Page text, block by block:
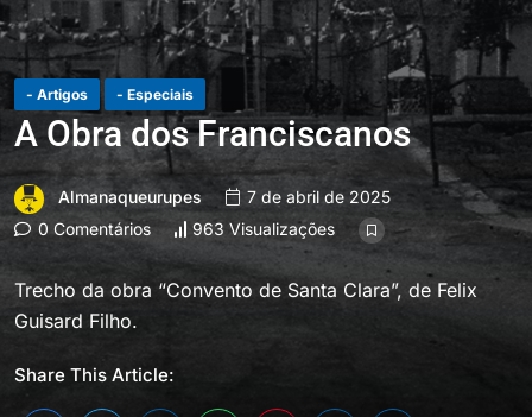
- Artigos - Especiais
A Obra dos Franciscanos
Almanaqueurupes
7 de abril de 2025
0 Comentários
963 Visualizações
Trecho da obra “Convento de Santa Clara”, de Felix
Guisard Filho.
Share This Article: